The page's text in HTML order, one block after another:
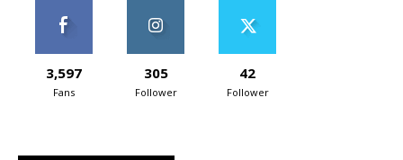
3,597
Fans
305
Follower
42
Follower